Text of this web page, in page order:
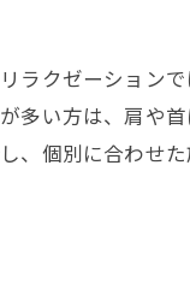
ラクゼーション
多い方は、肩や
、個別に合わせ